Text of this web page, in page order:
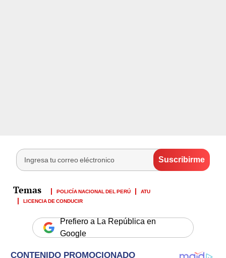
POLICÍA NACIONAL DEL PERÚ
ATU
LICENCIA DE CONDUCIR
Prefiero a La República en
Google